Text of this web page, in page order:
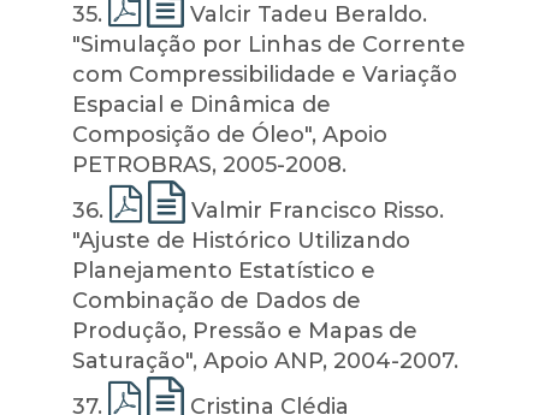
35.
Valcir Tadeu Beraldo.
"Simulação por Linhas de Corrente
com Compressibilidade e Variação
Espacial e Dinâmica de
Composição de Óleo", Apoio
PETROBRAS, 2005-2008.
36.
Valmir Francisco Risso.
"Ajuste de Histórico Utilizando
Planejamento Estatístico e
Combinação de Dados de
Produção, Pressão e Mapas de
Saturação", Apoio ANP, 2004-2007.
37.
Cristina Clédia